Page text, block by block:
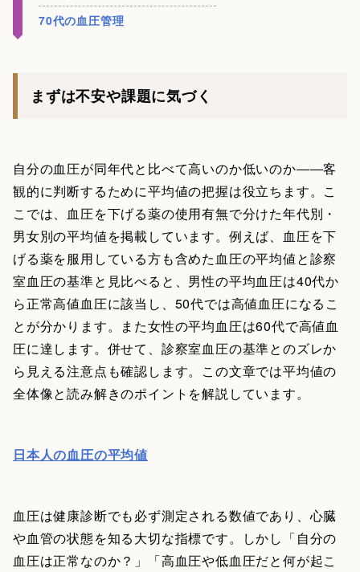
70代の血圧管理
まずは不安や課題に気づく
自分の血圧が同年代と比べて高いのか低いのか――客
観的に判断するために平均値の把握は役立ちます。こ
こでは、血圧を下げる薬の使用有無で分けた年代別・
男女別の平均値を掲載しています。例えば、血圧を下
げる薬を服用している方も含めた血圧の平均値と診察
室血圧の基準と見比べると、男性の平均血圧は40代か
ら正常高値血圧に該当し、50代では高値血圧になるこ
とが分かります。また女性の平均血圧は60代で高値血
圧に達します。併せて、診察室血圧の基準とのズレか
ら見える注意点も確認します。この文章では平均値の
全体像と読み解きのポイントを解説しています。
日本人の血圧の平均値
血圧は健康診断でも必ず測定される数値であり、心臓
や血管の状態を知る大切な指標です。しかし「自分の
血圧は正常なのか？」「高血圧や低血圧だと何が起こ